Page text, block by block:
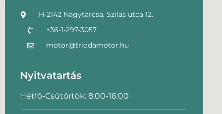
H-2142 Nagytarcsa, Szilas utca 12.
+36-1-297-3057
motor@triodamotor.hu
Nyitvatartás
Hétfő-Csütörtök: 8:00-16:00